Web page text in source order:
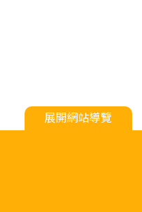
展開網站導覽